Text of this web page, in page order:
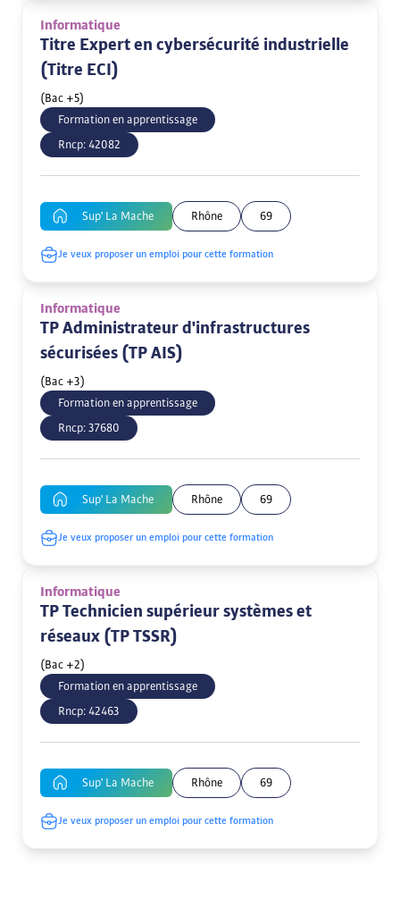
Informatique
Titre Expert en cybersécurité industrielle
(Titre ECI)
(Bac +5)
Formation en apprentissage
Rncp: 42082
Sup' La Mache Rhône 69
Je veux proposer un emploi pour cette formation
Informatique
TP Administrateur d'infrastructures
sécurisées (TP AIS)
(Bac +3)
Formation en apprentissage
Rncp: 37680
Sup' La Mache Rhône 69
Je veux proposer un emploi pour cette formation
Informatique
TP Technicien supérieur systèmes et
réseaux (TP TSSR)
(Bac +2)
Formation en apprentissage
Rncp: 42463
Sup' La Mache Rhône 69
Je veux proposer un emploi pour cette formation